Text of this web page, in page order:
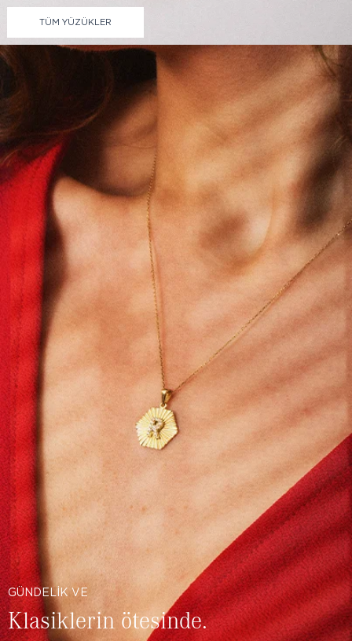
TÜM YÜZÜKLER
GÜNDELİK VE
Klasiklerin ötesinde.